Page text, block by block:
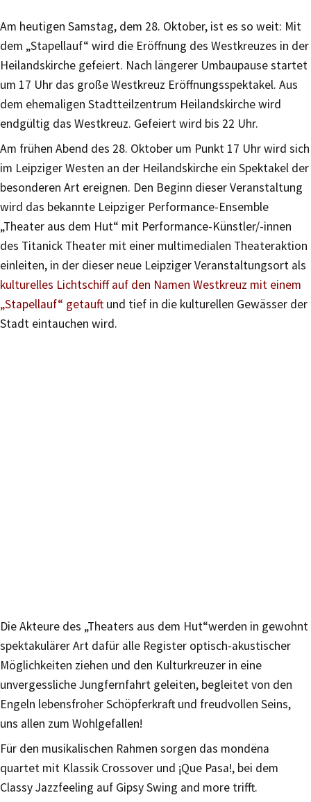
Am heutigen Samstag, dem 28. Oktober, ist es so weit: Mit
dem „Stapellauf“ wird die Eröffnung des Westkreuzes in der
Heilandskirche gefeiert. Nach längerer Umbaupause startet
um 17 Uhr das große Westkreuz Eröffnungsspektakel. Aus
dem ehemaligen Stadtteilzentrum Heilandskirche wird
endgültig das Westkreuz. Gefeiert wird bis 22 Uhr.
Am frühen Abend des 28. Oktober um Punkt 17 Uhr wird sich
im Leipziger Westen an der Heilandskirche ein Spektakel der
besonderen Art ereignen. Den Beginn dieser Veranstaltung
wird das bekannte Leipziger Performance-Ensemble
„Theater aus dem Hut“ mit Performance-Künstler/-innen
des Titanick Theater mit einer multimedialen Theateraktion
einleiten, in der dieser neue Leipziger Veranstaltungsort als
kulturelles Lichtschiff auf den Namen Westkreuz mit einem
„Stapellauf“ getauftund tief in die kulturellen Gewässer der
Stadt eintauchen wird.
Die Akteure des „Theaters aus dem Hut“werden in gewohnt
spektakulärer Art dafür alle Register optisch-akustischer
Möglichkeiten ziehen und den Kulturkreuzer in eine
unvergessliche Jungfernfahrt geleiten, begleitet von den
Engeln lebensfroher Schöpferkraft und freudvollen Seins,
uns allen zum Wohlgefallen!
Für den musikalischen Rahmen sorgen das mondëna
quartet mit Klassik Crossover und ¡Que Pasa!, bei dem
Classy Jazzfeeling auf Gipsy Swing and more trifft.